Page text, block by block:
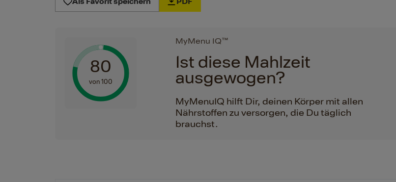
80
von 100
MyMenu IQ™
Ist diese Mahlzeit
ausgewogen?
MyMenuIQ hilft Dir, deinen Körper mit allen
Nährstoffen zu versorgen, die Du täglich
brauchst.